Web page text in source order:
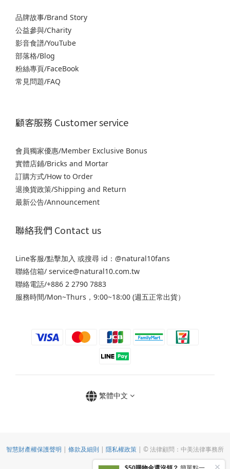
品牌故事/Brand Story
公益參與/Charity
影音食譜/YouTube
部落格/Blog
粉絲專頁/FaceBook
常見問題/FAQ
顧客服務 Customer service
會員獨家優惠/Member Exclusive Bonus
實體店鋪/Bricks and Mortar
訂購方式/How to Order
退換貨政策/Shipping and Return
最新公告/Announcement
聯絡我們 Contact us
Line客服/點擊加入 或搜尋 id：@natural10fans
聯絡信箱/ service@natural10.com.tw
聯絡電話/+886 2 2790 7883
服務時間/Mon~Thurs，9:00~18:00 (週五正常出貨）
繁體中文
智慧財產權保護聲明 | 條款及細則 | 隱私權政策 | © 法律顧問：中美法律事務所